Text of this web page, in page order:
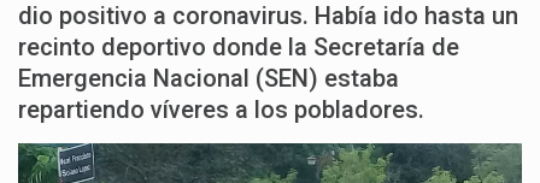
dio positivo a coronavirus. Había ido hasta un
recinto deportivo donde la Secretaría de
Emergencia Nacional (SEN) estaba
repartiendo víveres a los pobladores.